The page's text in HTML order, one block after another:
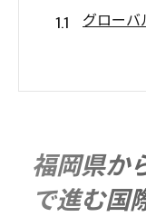
グロー
国際プ
ビジネス
福岡県の
福岡県か
で進む国